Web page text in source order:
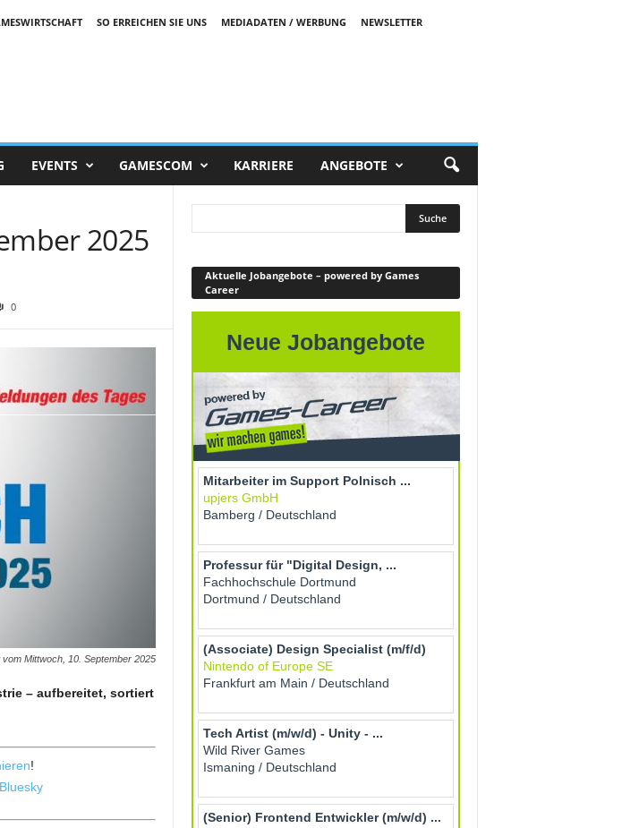
SO ERREICHEN SIE UNS MEDIADATEN / WERBUNG
NEWSLETTER
EVENTS GAMESCOM KARRIERE ANGEBOTE
2025
0
Mittwoch, 10. September 2025
– aufbereitet, sortiert
!
Bluesky
Aktuelle Jobangebote – powered by Games
Career